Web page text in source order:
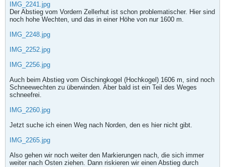
IMG_2241.jpg
Der Abstieg vom Vordern Zellerhut ist schon problematischer. Hier sind
noch hohe Wechten, und das in einer Höhe von nur 1600 m.
IMG_2248.jpg
IMG_2252.jpg
IMG_2256.jpg
Auch beim Abstieg vom Oischingkogel (Hochkogel) 1606 m, sind noch
Schneewechten zu überwinden. Aber bald ist ein Teil des Weges
schneefrei.
IMG_2260.jpg
Jetzt suche ich einen Weg nach Norden, den es hier nicht gibt.
IMG_2265.jpg
Also gehen wir noch weiter den Markierungen nach, die sich immer
weiter nach Osten ziehen. Dann riskieren wir einen Abstieg durch